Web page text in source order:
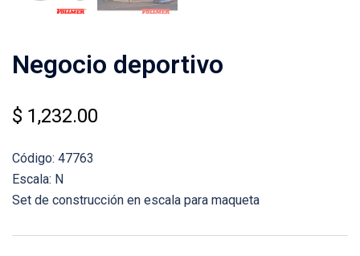
Negocio deportivo
$ 1,232.00
Código: 47763
Escala: N
Set de construcción en escala para maqueta